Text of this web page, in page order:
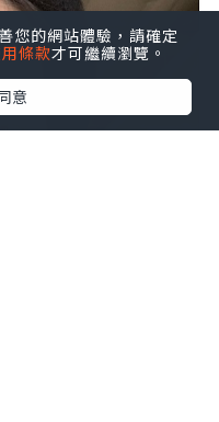
的網站體驗，請確定
條款才可繼續瀏覽。
意